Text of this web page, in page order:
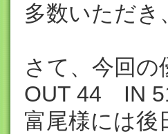
多数いただ
さて、今回の
OUT 44 IN
富尾様には後